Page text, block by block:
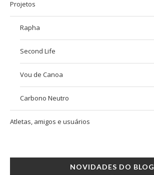
Projetos
Rapha
Second Life
Vou de Canoa
Carbono Neutro
Atletas, amigos e usuários
NOVIDADES DO BLOG